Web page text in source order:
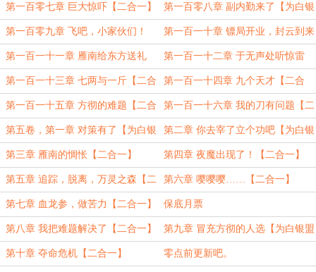
合一】
第一百零七章 巨大惊吓【二合一】 第一百零八章 副内勤来了【为白银
盟大表哥加更21、22】
第一百零九章 飞吧，小家伙们！
【二合一！】
第一百一十章 镖局开业，封云到来
【二合一】
第一百一十一章 雁南给东方送礼
【二合一】
第一百一十二章 于无声处听惊雷
【二合一】
第一百一十三章 七两与一斤【二合
一】
第一百一十四章 九个天才【二合
一】
第一百一十五章 方彻的难题【二合
一】
第一百一十六章 我的刀有问题【二
合一】
第五卷，第一章 对策有了【为白银
盟大表哥加更23、24】
第二章 你去宰了立个功吧【为白银
盟主大表哥加更25、26】
第三章 雁南的惆怅【二合一】 第四章 夜魔出现了！【二合一】
第五章 追踪，脱离，万灵之森【二
合一】
第六章 嘤嘤嘤……【二合一】
第七章 血龙参，做苦力【二合一】 保底月票
第八章 我把难题解决了【二合一】 第九章 冒充方彻的人选【为白银盟
主大表哥加更27、28】
第十章 夺命危机【二合一】 零点前更新吧。